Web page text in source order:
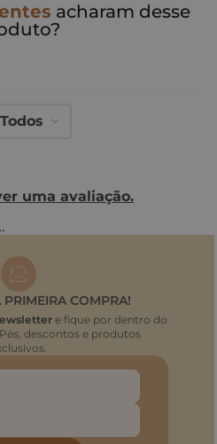
acharam desse
uma avaliação.
Todos
PRIMEIRA COMPRA!
e fique por dentro do
descontos e produtos